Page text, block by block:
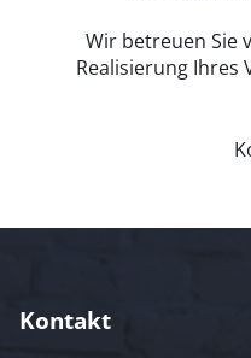
Wir betreuen Sie
Realisierung Ihres
Kontakt